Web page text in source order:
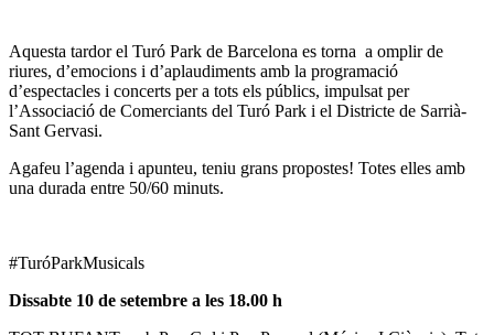
Aquesta tardor el Turó Park de Barcelona es torna a omplir de
riures, d’emocions i d’aplaudiments amb la programació
d’espectacles i concerts per a tots els públics, impulsat per
l’Associació de Comerciants del Turó Park i el Districte de Sarrià-
Sant Gervasi.
Agafeu l’agenda i apunteu, teniu grans propostes! Totes elles amb
una durada entre 50/60 minuts.
#TuróParkMusicals
Dissabte 10 de setembre a les 18.00 h